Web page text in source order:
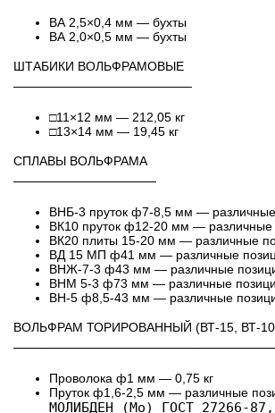
ВА 2,5×0,4 мм — бухты
ВА 2,0×0,5 мм — бухты
ШТАБИКИ ВОЛЬФРАМОВЫЕ
────────────────────
□11×12 мм — 212,05 кг
□13×14 мм — 19,45 кг
СПЛАВЫ ВОЛЬФРАМА
────────────────
ВНБ-3 пруток ф7-8,5 мм —
ВК10 пруток ф12-20 мм — различные
ВК20 плиты 15-20 мм — различные
ВД 15 МП ф41 мм — различные
ВНЖ-7-3 ф43 мм — различные
ВНМ 5-3 ф73 мм — различные
ВН-5 ф8,5-43 мм — различные
ВОЛЬФРАМ ТОРИРОВАННЫЙ (ВТ-15, ВТ-
Проволока ф1 мм — 0,75 кг
Пруток ф1,6-2,5 мм — различные
МОЛИБДЕН (Mo) ГОСТ 27266-